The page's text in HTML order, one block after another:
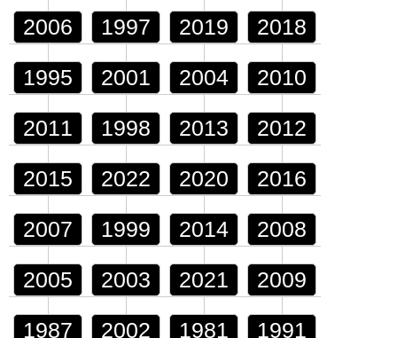
2006 1997 2019 2018
1995 2001 2004 2010
2011 1998 2013 2012
2015 2022 2020 2016
2007 1999 2014 2008
2005 2003 2021 2009
1987 2002 1981 1991